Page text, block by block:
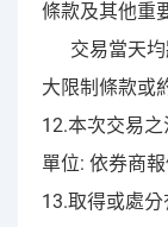
條款及其他重
交易當天均
大限制條款或
12.本次交易
單位: 依券商
13.取得或處